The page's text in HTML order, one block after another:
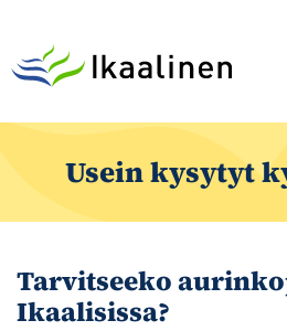
Usein kysytyt
Tarvitseeko
Ikaalisissa?